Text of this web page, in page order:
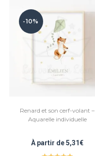
-10%
Renard et son cerf-volant –
Aquarelle individuelle
À partir de5,31€